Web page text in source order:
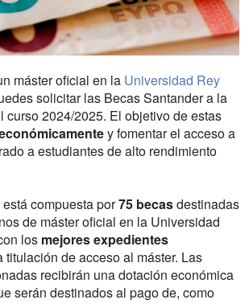
máster oficial en la Universidad Rey
solicitar las Becas Santander a la
curso 2024/2025. El objetivo de estas
y fomentar el acceso a
a estudiantes de alto rendimiento
compuesta por75 becasdestinadas
de máster oficial en la Universidad
los mejores expedientes
titulación de acceso al máster. Las
recibirán una dotación económica
serán destinados al pago de, como